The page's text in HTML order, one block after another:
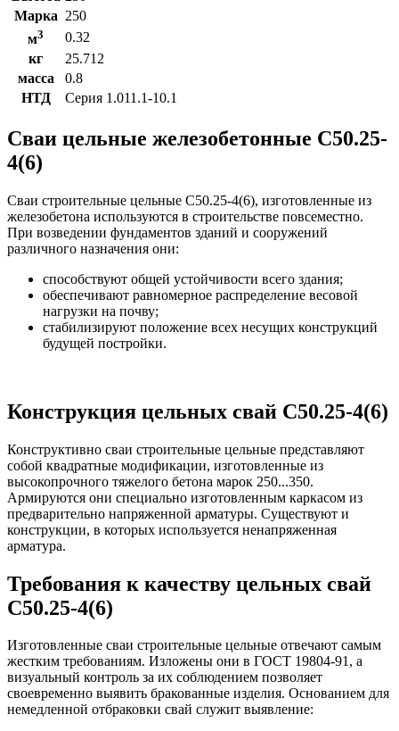
Марка 250
м3
0.32
кг
25.712
масса
0.8
НТД
Серия 1.011.1-10.1
Сваи цельные железобетонные С50.25-
4(6)
Сваи строительные цельные С50.25-4(6), изготовленные из
железобетона используются в строительстве повсеместно.
При возведении фундаментов зданий и сооружений
различного назначения они:
способствуют общей устойчивости всего здания;
обеспечивают равномерное распределение весовой
нагрузки на почву;
стабилизируют положение всех несущих конструкций
будущей постройки.
Конструкция цельных свай С50.25-4(6)
Конструктивно сваи строительные цельные представляют
собой квадратные модификации, изготовленные из
высокопрочного тяжелого бетона марок 250...350.
Армируются они специально изготовленным каркасом из
предварительно напряженной арматуры. Существуют и
конструкции, в которых используется ненапряженная
арматура.
Требования к качеству цельных свай
С50.25-4(6)
Изготовленные сваи строительные цельные отвечают самым
жестким требованиям. Изложены они в ГОСТ 19804-91, а
визуальный контроль за их соблюдением позволяет
своевременно выявить бракованные изделия. Основанием для
немедленной отбраковки свай служит выявление: